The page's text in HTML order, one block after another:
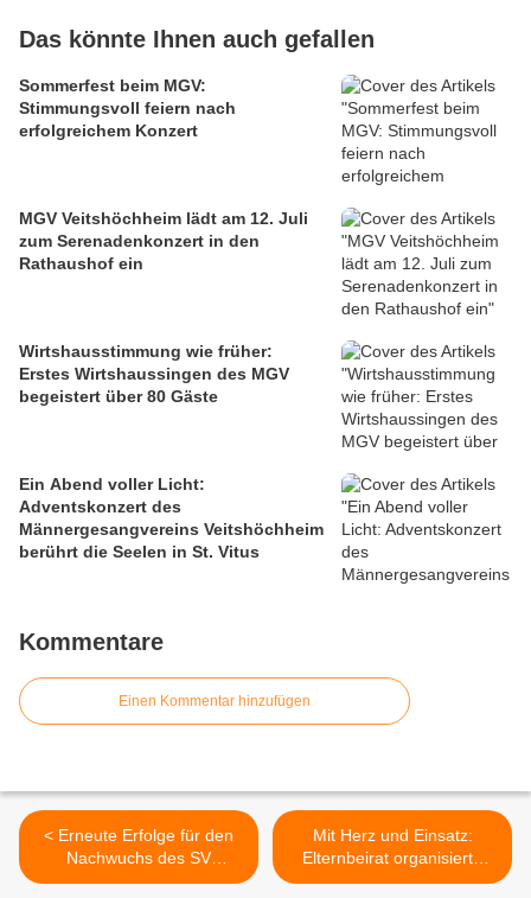
Das könnte Ihnen auch gefallen
Sommerfest beim MGV:
Stimmungsvoll feiern nach
erfolgreichem Konzert
MGV Veitshöchheim lädt am 12. Juli
zum Serenadenkonzert in den
Rathaushof ein
Wirtshausstimmung wie früher:
Erstes Wirtshaussingen des MGV
begeistert über 80 Gäste
Ein Abend voller Licht:
Adventskonzert des
Männergesangvereins Veitshöchheim
berührt die Seelen in St. Vitus
Kommentare
Einen Kommentar hinzufügen
< Erneute Erfolge für den
Nachwuchs des SV
Veitshöchheim: U17-
Mit Herz und Einsatz:
Elternbeirat organisierte
zweiten Flohmarkt an der